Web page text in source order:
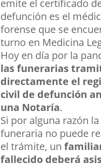
emite el certificado
defunción es el
forense que se
turno en Medicina
Hoy en día por la
las funerarias
directamente el
civil de defunción
una Notaría.
Si por alguna razón la
funeraria no puede
el trámite, un
fallecido deberá